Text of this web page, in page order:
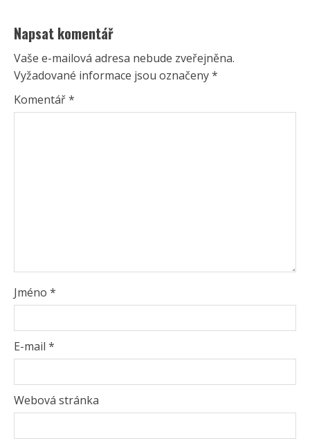
Napsat komentář
Vaše e-mailová adresa nebude zveřejněna.
Vyžadované informace jsou označeny*
Komentář*
Jméno *
E-mail *
Webová stránka